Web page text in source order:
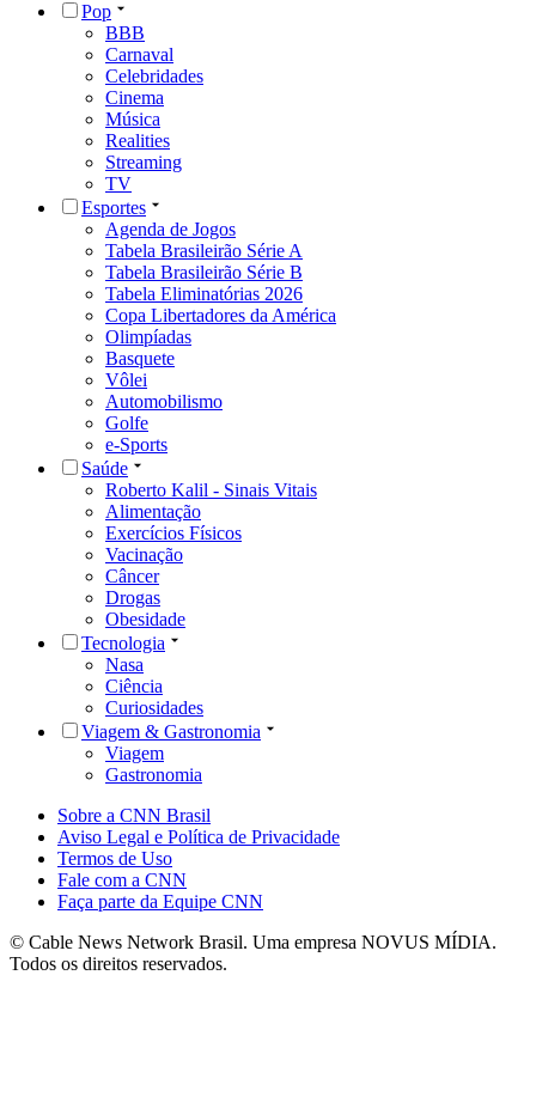
Pop
BBB
Carnaval
Celebridades
Cinema
Música
Realities
Streaming
TV
Esportes
Agenda de Jogos
Tabela Brasileirão Série A
Tabela Brasileirão Série B
Tabela Eliminatórias 2026
Copa Libertadores da América
Olimpíadas
Basquete
Vôlei
Automobilismo
Golfe
e-Sports
Saúde
Roberto Kalil - Sinais Vitais
Alimentação
Exercícios Físicos
Vacinação
Câncer
Drogas
Obesidade
Tecnologia
Nasa
Ciência
Curiosidades
Viagem & Gastronomia
Viagem
Gastronomia
Sobre a CNN Brasil
Aviso Legal e Política de Privacidade
Termos de Uso
Fale com a CNN
Faça parte da Equipe CNN
© Cable News Network Brasil. Uma empresa NOVUS MÍDIA.
Todos os direitos reservados.